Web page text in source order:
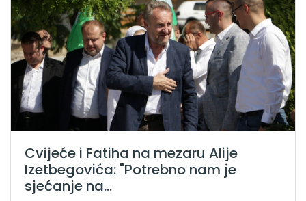
Cvijeće i Fatiha na mezaru Alije
Izetbegovića: "Potrebno nam je
sjećanje na...